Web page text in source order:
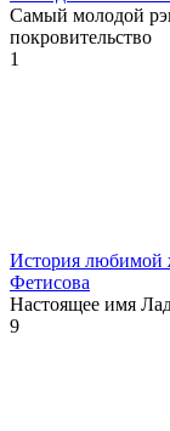
Самый молодой
покровительство
1
История любимой
Фетисова
Настоящее имя
9